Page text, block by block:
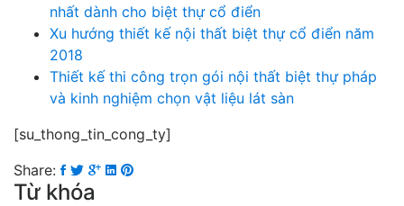
nhất dành cho biệt thự cổ điển
Xu hướng thiết kế nội thất biệt thự cổ điển năm
2018
Thiết kế thi công trọn gói nội thất biệt thự pháp
và kinh nghiệm chọn vật liệu lát sàn
[su_thong_tin_cong_ty]
Share:
Từ khóa